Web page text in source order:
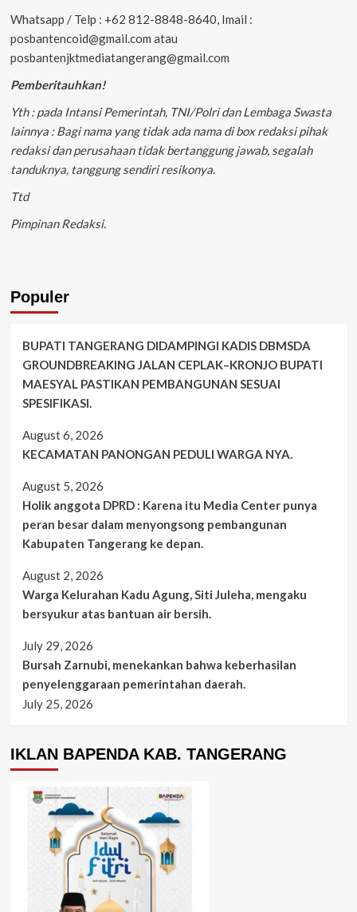
Whatsapp / Telp : +62 812-8848-8640, Imail :
posbantencoid@gmail.com atau
posbantenjktmediatangerang@gmail.com
Pemberitauhkan!
Yth : pada Intansi Pemerintah, TNI/Polri dan Lembaga Swasta
lainnya : Bagi nama yang tidak ada nama di box redaksi pihak
redaksi dan perusahaan tidak bertanggung jawab, segalah
tanduknya, tanggung sendiri resikonya.
Ttd
Pimpinan Redaksi.
Populer
BUPATI TANGERANG DIDAMPINGI KADIS DBMSDA
GROUNDBREAKING JALAN CEPLAK–KRONJO BUPATI
MAESYAL PASTIKAN PEMBANGUNAN SESUAI
SPESIFIKASI.
August 6, 2026
KECAMATAN PANONGAN PEDULI WARGA NYA.
August 5, 2026
Holik anggota DPRD : Karena itu Media Center punya
peran besar dalam menyongsong pembangunan
Kabupaten Tangerang ke depan.
August 2, 2026
Warga Kelurahan Kadu Agung, Siti Juleha, mengaku
bersyukur atas bantuan air bersih.
July 29, 2026
Bursah Zarnubi, menekankan bahwa keberhasilan
penyelenggaraan pemerintahan daerah.
July 25, 2026
IKLAN BAPENDA KAB. TANGERANG